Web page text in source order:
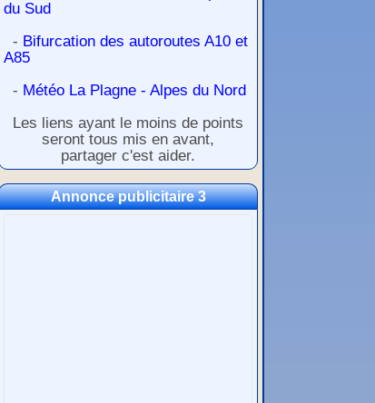
du Sud
- Bifurcation des autoroutes A10 et
A85
- Météo La Plagne - Alpes du Nord
Les liens ayant le moins de points
seront tous mis en avant,
partager c'est aider.
Annonce publicitaire 3